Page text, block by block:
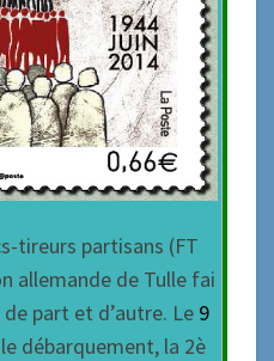
tireurs partisans (FT
allemande de Tulle fai
part et d’autre. Le 9
débarquement, la 2è